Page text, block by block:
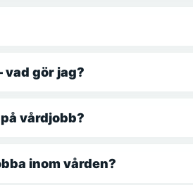
vad gör jag?
vårdjobb?
inom vården?